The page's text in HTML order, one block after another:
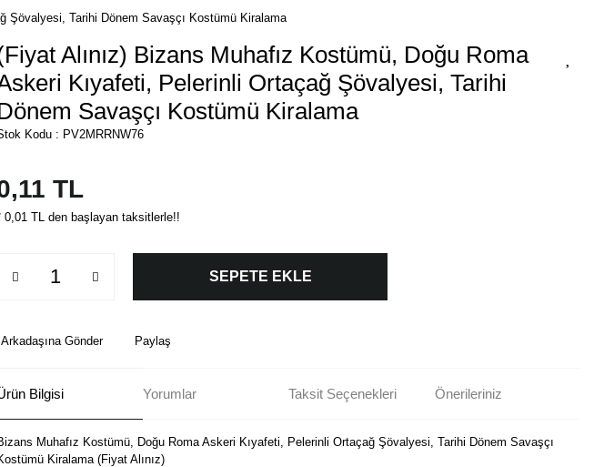
Şövalyesi, Tarihi Dönem Savaşçı Kostümü Kiralama
Alınız) Bizans Muhafız Kostümü, Doğu Roma
Kıyafeti, Pelerinli Ortaçağ Şövalyesi, Tarihi
Savaşçı Kostümü Kiralama
Kodu : PV2MRRNW76
TL
0,01 TL den başlayan taksitlerle!!
SEPETE EKLE
Arkadaşına Gönder Paylaş
Bilgisi Yorumlar Taksit Seçenekleri Önerileriniz
Muhafız Kostümü, Doğu Roma Askeri Kıyafeti, Pelerinli Ortaçağ Şövalyesi, Tarihi Dönem Savaşçı
Kiralama (Fiyat Alınız)